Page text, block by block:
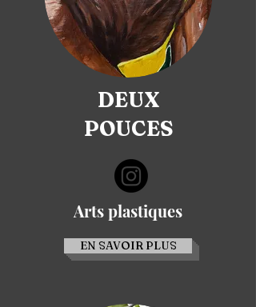
DEUX
POUCES
Arts plastiques
EN SAVOIR PLUS